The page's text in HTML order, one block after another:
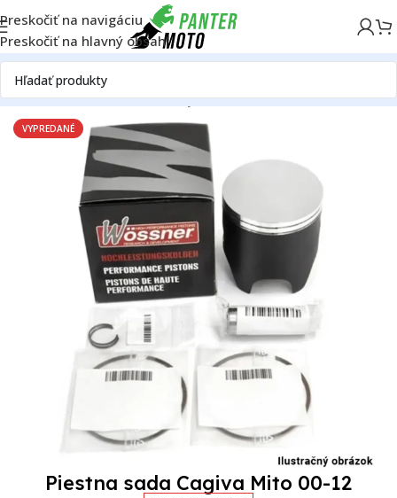
Preskočiť na navigáciu
Preskočiť na hlavný obsah
DomovON ROADMotorPiesty
VYPREDANÉ
Piestna sada Cagiva Mito 00-12